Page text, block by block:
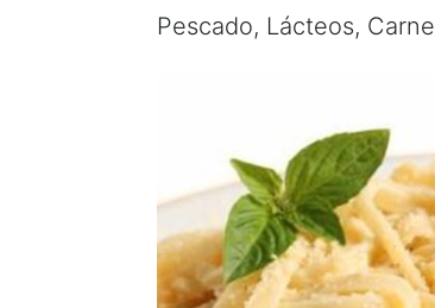
Pescado, Lácteos, Carne